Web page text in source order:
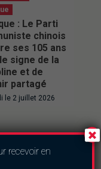
: Le Parti
chinois
ses 105 ans
signe de la
et de
partagé
le 2 juillet 2026
recevoir en